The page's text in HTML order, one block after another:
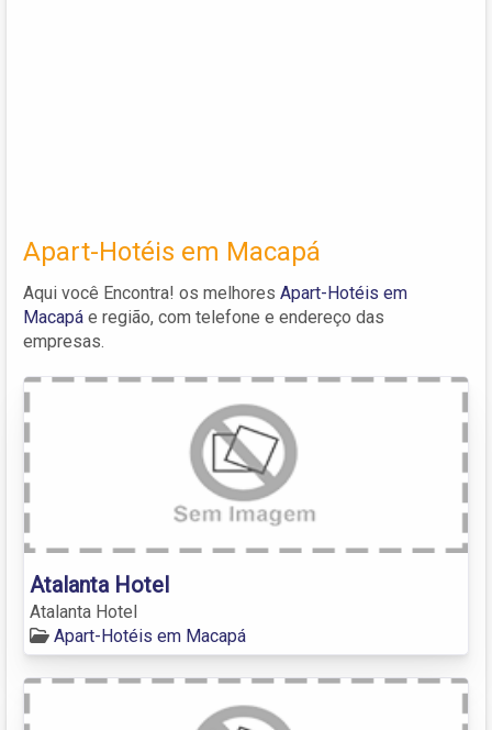
Apart-Hotéis em Macapá
Aqui você Encontra! os melhores Apart-Hotéis em
Macapá e região, com telefone e endereço das
empresas.
Atalanta Hotel
Atalanta Hotel
Apart-Hotéis em Macapá